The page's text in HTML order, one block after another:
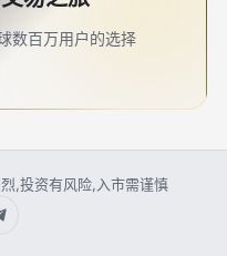
数百万用户的选择
,投资有风险,入市需谨慎